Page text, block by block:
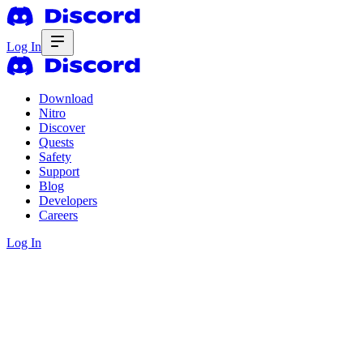
Log In
Download
Nitro
Discover
Quests
Safety
Support
Blog
Developers
Careers
Log In